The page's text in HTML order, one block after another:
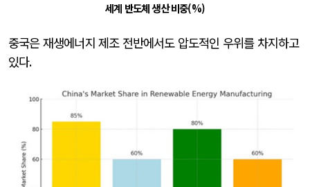
세계 반도체 생산 비중(%)
중국은 재생에너지 제조 전반에서도 압도적인 우위를 차지하고
있다.